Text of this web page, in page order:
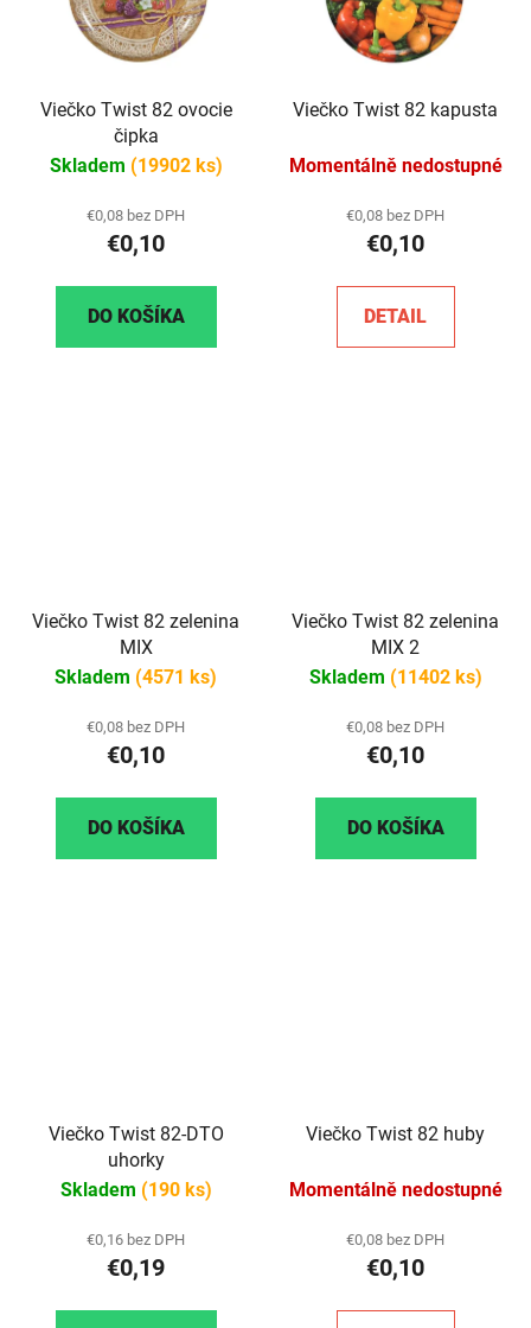
Viečko Twist 82 ovocie
čipka
Skladem (19902 ks)
€0,08 bez DPH
€0,10
DO KOŠÍKA
Viečko Twist 82 kapusta
Momentálně nedostupné
€0,08 bez DPH
€0,10
DETAIL
Viečko Twist 82 zelenina
MIX
Skladem (4571 ks)
€0,08 bez DPH
€0,10
DO KOŠÍKA
Viečko Twist 82 zelenina
MIX 2
Skladem (11402 ks)
€0,08 bez DPH
€0,10
DO KOŠÍKA
Viečko Twist 82-DTO
uhorky
Skladem (190 ks)
€0,16 bez DPH
€0,19
Viečko Twist 82 huby
Momentálně nedostupné
€0,08 bez DPH
€0,10